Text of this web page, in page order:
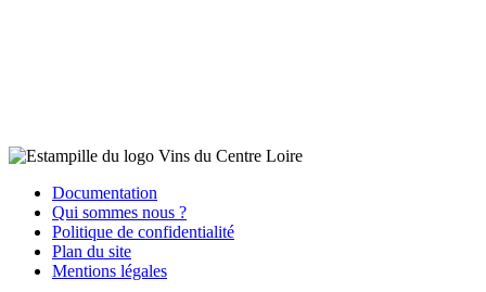
Documentation
Qui sommes nous ?
Politique de confidentialité
Plan du site
Mentions légales